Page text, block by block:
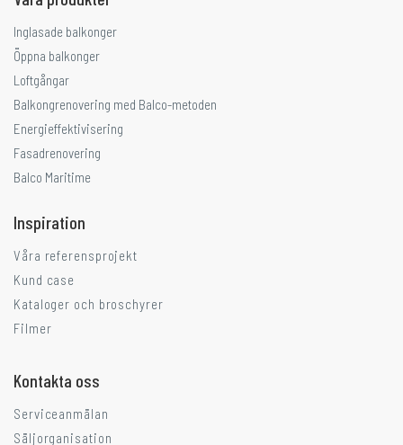
Inglasade balkonger
Öppna balkonger
Loftgångar
Balkongrenovering med Balco-metoden
Energieffektivisering
Fasadrenovering
Balco Maritime
Inspiration
Våra referensprojekt
Kund case
Kataloger och broschyrer
Filmer
Kontakta oss
Serviceanmälan
Säljorganisation